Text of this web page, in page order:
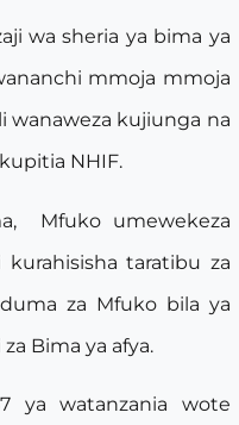
wa sheria ya bima ya
mmoja mmoja
kujiunga na
NHIF.
Mfuko umewekeza
taratibu za
za Mfuko bila ya
Bima ya afya.
ya watanzania wote